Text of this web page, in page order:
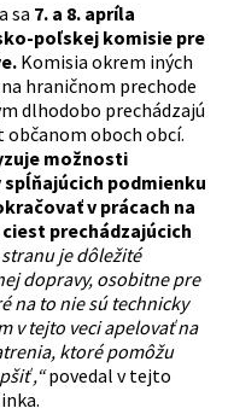
sa 7. a 8. apríla
poľskej komisie pre
Komisia okrem iných
hraničnom prechode
dlhodobo prechádzajú
oboch obcí.
možnosti
podmienku
v prácach na
prechádzajúcich
je dôležité
dopravy, osobitne pre
na to nie sú technicky
v tejto veci apelovať na
ktoré pomôžu
,“povedal v tejto